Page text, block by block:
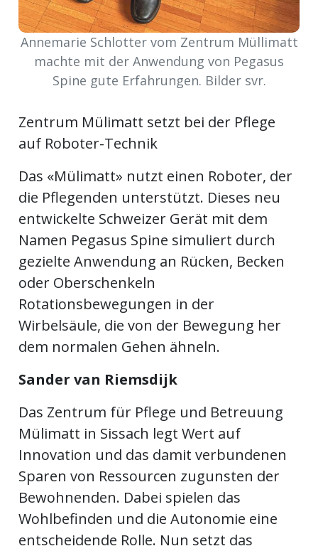
Annemarie Schlotter vom Zentrum Müllimatt
machte mit der Anwendung von Pegasus
Spine gute Erfahrungen. Bilder svr.
Zentrum Mülimatt setzt bei der Pflege
auf Roboter-Technik
Das «Mülimatt» nutzt einen Roboter, der
die Pflegenden unterstützt. Dieses neu
entwickelte Schweizer Gerät mit dem
Namen Pegasus Spine simuliert durch
gezielte Anwendung an Rücken, Becken
oder Oberschenkeln
Rotationsbewegungen in der
Wirbelsäule, die von der Bewegung her
dem normalen Gehen ähneln.
Sander van Riemsdijk
Das Zentrum für Pflege und Betreuung
Mülimatt in Sissach legt Wert auf
Innovation und das damit verbundenen
Sparen von Ressourcen zugunsten der
Bewohnenden. Dabei spielen das
Wohlbefinden und die Autonomie eine
entscheidende Rolle. Nun setzt das